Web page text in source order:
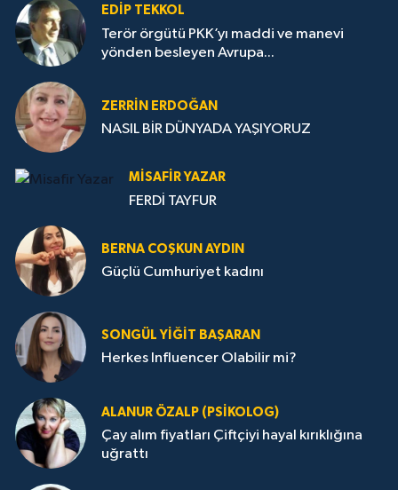
EDIP TEKKOL
Terör örgütü PKK’yı maddi ve manevi
yönden besleyen Avrupa...
ZERRIN ERDOĞAN
NASIL BİR DÜNYADA YAŞIYORUZ
MISAFIR YAZAR
FERDİ TAYFUR
BERNA COŞKUN AYDIN
Güçlü Cumhuriyet kadını
SONGÜL YIĞIT BAŞARAN
Herkes Influencer Olabilir mi?
ALANUR ÖZALP (PSIKOLOG)
Çay alım fiyatları Çiftçiyi hayal kırıklığına
uğrattı